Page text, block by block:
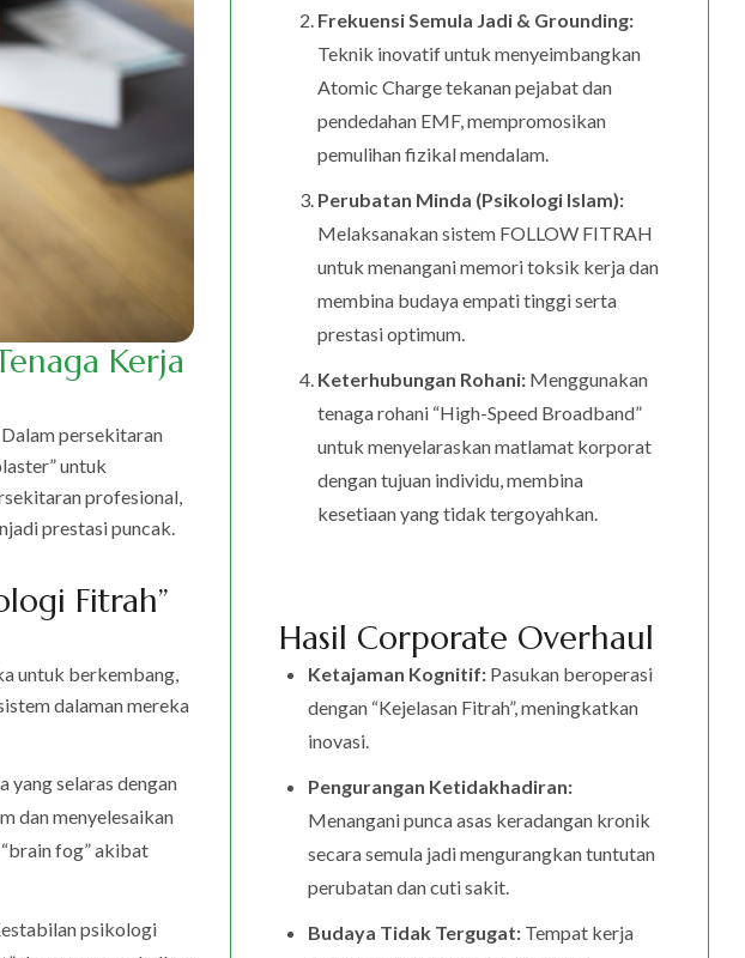
Kerja
Dalam persekitaran
untuk
profesional,
prestasi puncak.
Fitrah”
untuk berkembang,
dalaman mereka
yang selaras dengan
dan menyelesaikan
fog” akibat
psikologi
Frekuensi Semula Jadi & Grounding:
Teknik inovatif untuk menyeimbangkan
Atomic Charge tekanan pejabat dan
pendedahan EMF, mempromosikan
pemulihan fizikal mendalam.
Perubatan Minda (Psikologi Islam):
Melaksanakan sistem FOLLOW FITRAH
untuk menangani memori toksik kerja dan
membina budaya empati tinggi serta
prestasi optimum.
Keterhubungan Rohani: Menggunakan
tenaga rohani “High-Speed Broadband”
untuk menyelaraskan matlamat korporat
dengan tujuan individu, membina
kesetiaan yang tidak tergoyahkan.
Hasil Corporate Overhaul
Ketajaman Kognitif: Pasukan beroperasi
dengan “Kejelasan Fitrah”, meningkatkan
inovasi.
Pengurangan Ketidakhadiran:
Menangani punca asas keradangan kronik
secara semula jadi mengurangkan tuntutan
perubatan dan cuti sakit.
Budaya Tidak Tergugat: Tempat kerja